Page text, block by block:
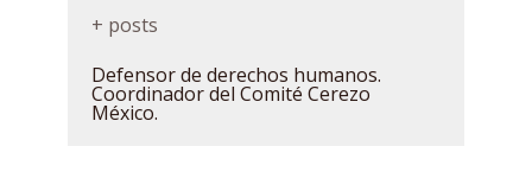
+ posts
Defensor de derechos humanos.
Coordinador del Comité Cerezo
México.